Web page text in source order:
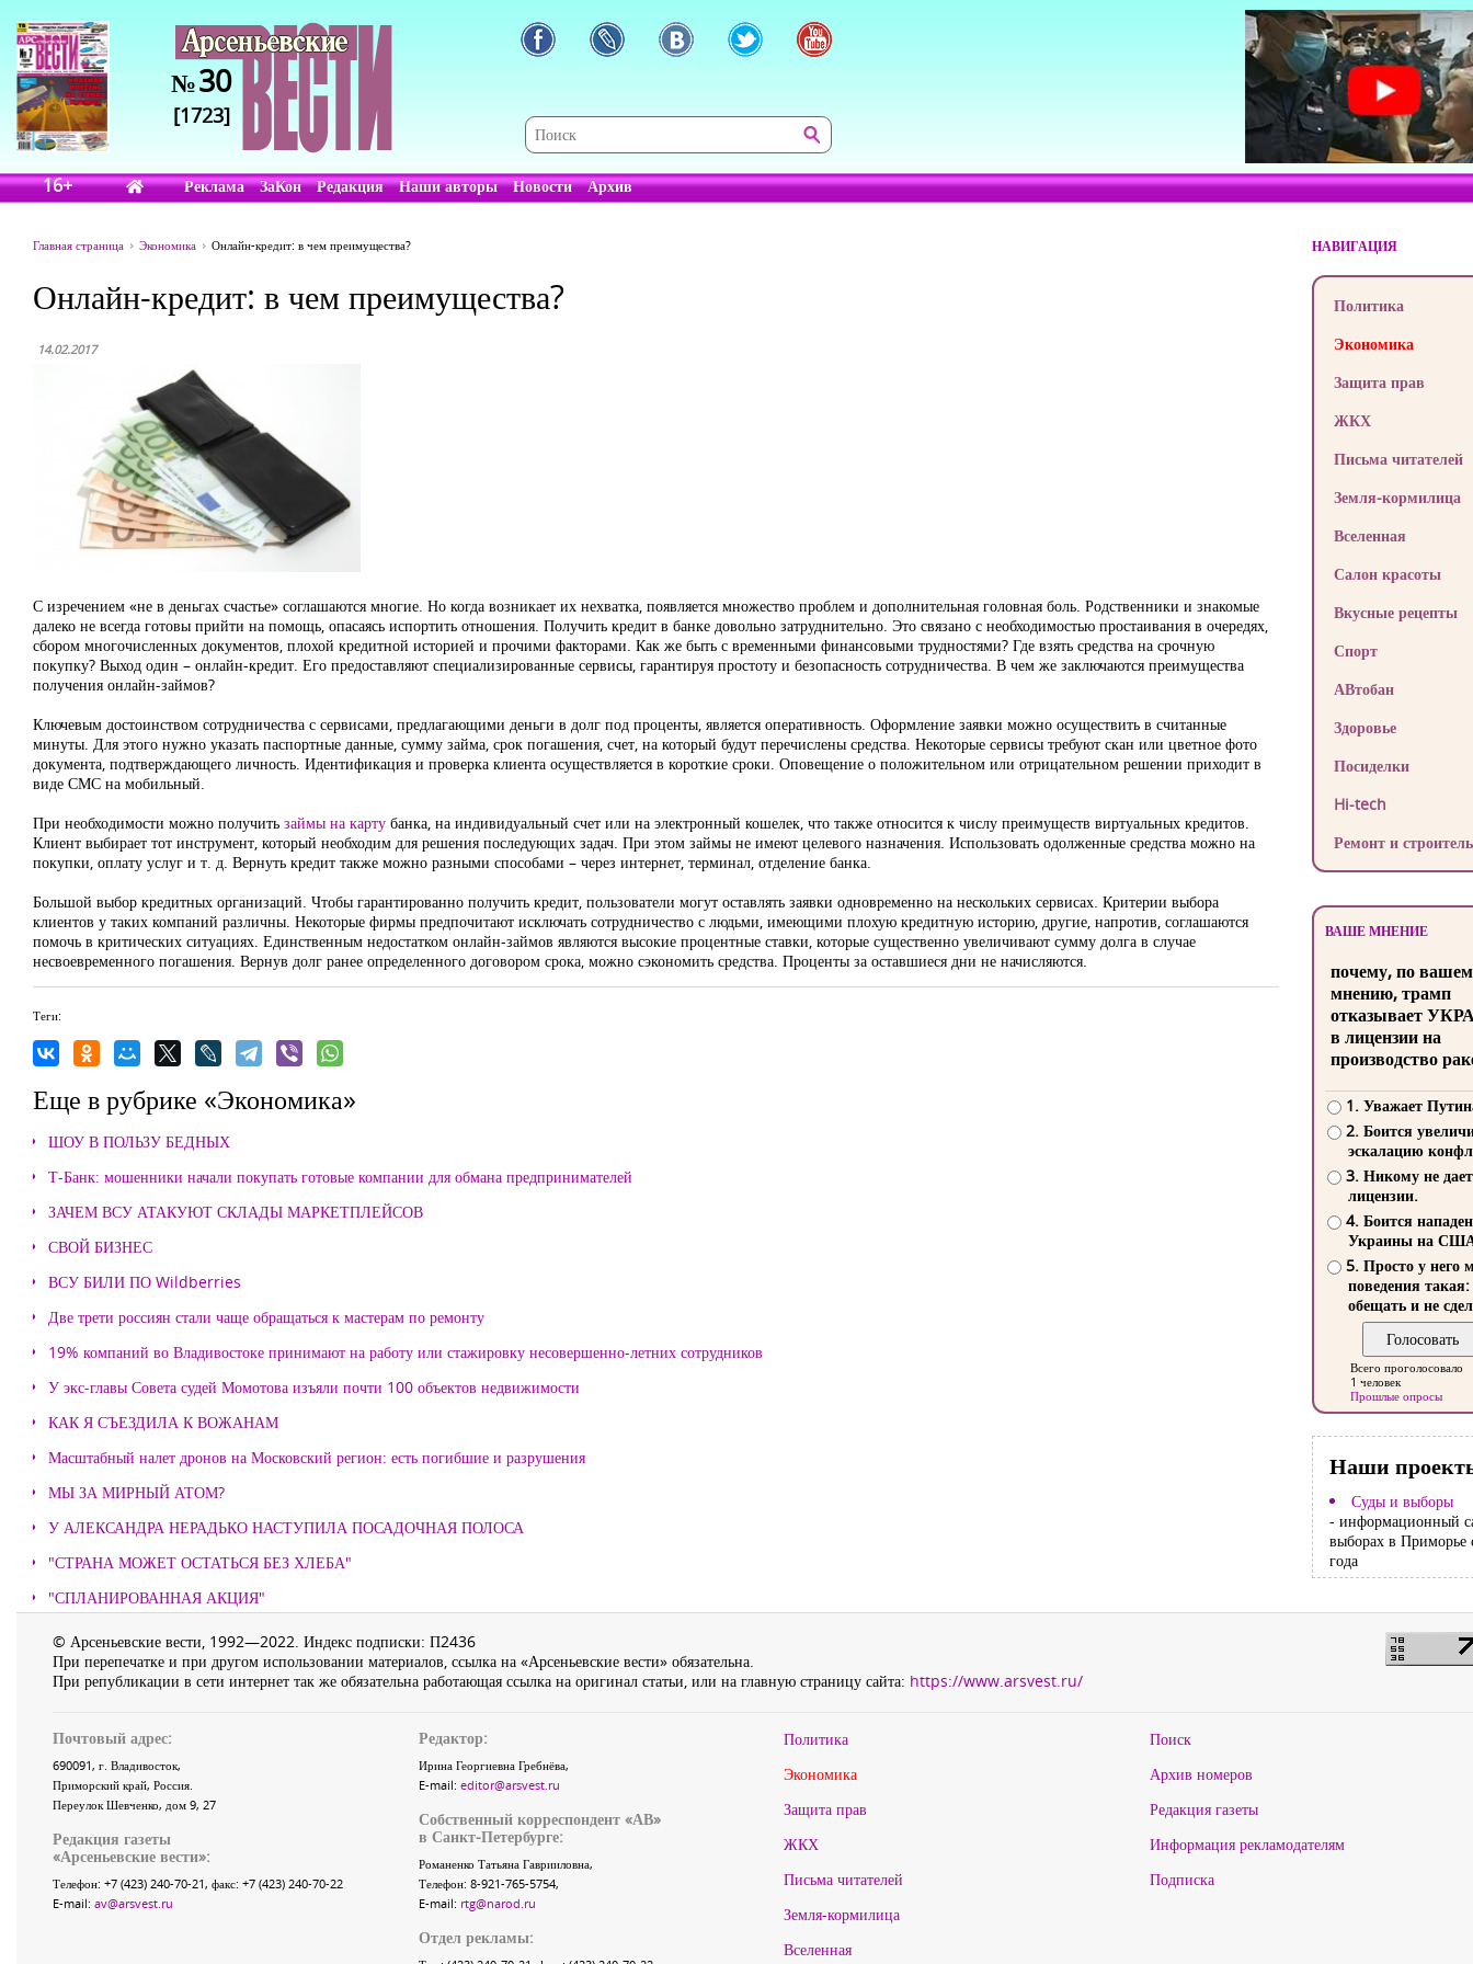
№30
[1723]
16+ Реклама ЗаКон Редакция Наши авторы Новости Архив
Главная страница Экономика Онлайн-кредит: в чем преимущества?
Онлайн-кредит: в чем преимущества?
14.02.2017
С изречением «не в деньгах счастье» соглашаются многие. Но когда возникает их нехватка, появляется множество проблем и дополнительная головная боль. Родственники и знакомые
далеко не всегда готовы прийти на помощь, опасаясь испортить отношения. Получить кредит в банке довольно затруднительно. Это связано с необходимостью простаивания в очередях,
сбором многочисленных документов, плохой кредитной историей и прочими факторами. Как же быть с временными финансовыми трудностями? Где взять средства на срочную
покупку? Выход один – онлайн-кредит. Его предоставляют специализированные сервисы, гарантируя простоту и безопасность сотрудничества. В чем же заключаются преимущества
получения онлайн-займов?
Ключевым достоинством сотрудничества с сервисами, предлагающими деньги в долг под проценты, является оперативность. Оформление заявки можно осуществить в считанные
минуты. Для этого нужно указать паспортные данные, сумму займа, срок погашения, счет, на который будут перечислены средства. Некоторые сервисы требуют скан или цветное фото
документа, подтверждающего личность. Идентификация и проверка клиента осуществляется в короткие сроки. Оповещение о положительном или отрицательном решении приходит в
виде СМС на мобильный.
При необходимости можно получить займы на карту банка, на индивидуальный счет или на электронный кошелек, что также относится к числу преимуществ виртуальных кредитов.
Клиент выбирает тот инструмент, который необходим для решения последующих задач. При этом займы не имеют целевого назначения. Использовать одолженные средства можно на
покупки, оплату услуг и т. д. Вернуть кредит также можно разными способами – через интернет, терминал, отделение банка.
Большой выбор кредитных организаций. Чтобы гарантированно получить кредит, пользователи могут оставлять заявки одновременно на нескольких сервисах. Критерии выбора
клиентов у таких компаний различны. Некоторые фирмы предпочитают исключать сотрудничество с людьми, имеющими плохую кредитную историю, другие, напротив, соглашаются
помочь в критических ситуациях. Единственным недостатком онлайн-займов являются высокие процентные ставки, которые существенно увеличивают сумму долга в случае
несвоевременного погашения. Вернув долг ранее определенного договором срока, можно сэкономить средства. Проценты за оставшиеся дни не начисляются.
Теги:
Еще в рубрике «Экономика»
ШОУ В ПОЛЬЗУ БЕДНЫХ
Т-Банк: мошенники начали покупать готовые компании для обмана предпринимателей
ЗАЧЕМ ВСУ АТАКУЮТ СКЛАДЫ МАРКЕТПЛЕЙСОВ
СВОЙ БИЗНЕС
ВСУ БИЛИ ПО Wildberries
Две трети россиян стали чаще обращаться к мастерам по ремонту
19% компаний во Владивостоке принимают на работу или стажировку несовершенно-летних сотрудников
У экс-главы Совета судей Момотова изъяли почти 100 объектов недвижимости
КАК Я СЪЕЗДИЛА К ВОЖАНАМ
Масштабный налет дронов на Московский регион: есть погибшие и разрушения
МЫ ЗА МИРНЫЙ АТОМ?
У АЛЕКСАНДРА НЕРАДЬКО НАСТУПИЛА ПОСАДОЧНАЯ ПОЛОСА
"СТРАНА МОЖЕТ ОСТАТЬСЯ БЕЗ ХЛЕБА"
"СПЛАНИРОВАННАЯ АКЦИЯ"
НАВИГАЦИЯ
Политика
Экономика
Защита прав
ЖКХ
Письма читателей
Земля-кормилица
Вселенная
Салон красоты
Вкусные рецепты
Спорт
АВтобан
Здоровье
Посиделки
Hi-tech
Ремонт и
ВАШЕ МНЕНИЕ
почему, по
мнению, трамп
отказывает
в лицензии на
производство
1. Уважает
2. Боится
эскалацию
3. Никому не
лицензии.
4. Боится
Украины на
5. Просто у него
поведения такая:
обещать и не
Всего проголосовало
1 человек
Прошлые опросы
Наши
Суды и выборы
- информационный
выборах в Приморье
года
© Арсеньевские вести, 1992—2022. Индекс подписки: П2436
При перепечатке и при другом использовании материалов, ссылка на «Арсеньевские вести» обязательна.
При републикации в сети интернет так же обязательна работающая ссылка на оригинал статьи, или на главную страницу сайта: https://www.arsvest.ru/
Почтовый адрес:
690091, г. Владивосток,
Приморский край, Россия.
Переулок Шевченко, дом 9, 27
Редакция газеты
«Арсеньевские вести»:
Телефон: +7 (423) 240-70-21, факс: +7 (423) 240-70-22
E-mail: av@arsvest.ru
Редактор:
Ирина Георгиевна Гребнёва,
E-mail: editor@arsvest.ru
Собственный корреспондент «АВ»
в Санкт-Петербурге:
Романенко Татьяна Гаврииловна,
Телефон: 8-921-765-5754,
E-mail: rtg@narod.ru
Отдел рекламы:
Политика
Экономика
Защита прав
ЖКХ
Письма читателей
Земля-кормилица
Вселенная
Поиск
Архив номеров
Редакция газеты
Информация рекламодателям
Подписка